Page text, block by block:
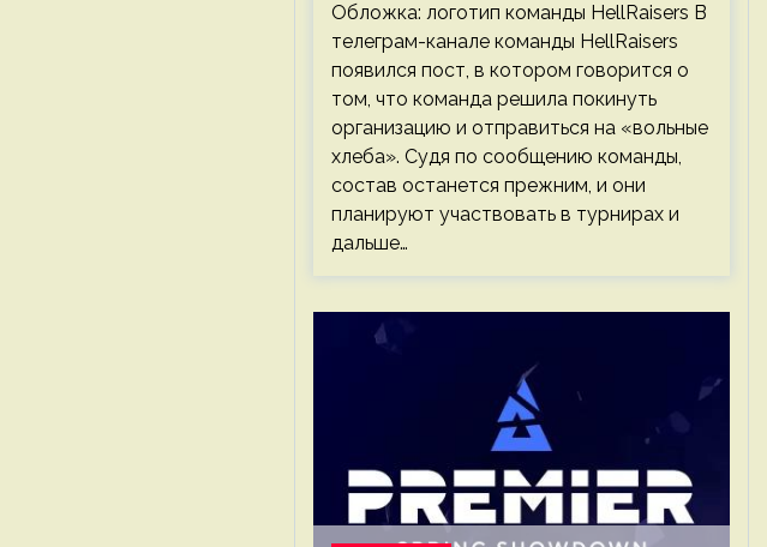
Обложка: логотип команды HellRaisers В
телеграм-канале команды HellRaisers
появился пост, в котором говорится о
том, что команда решила покинуть
организацию и отправиться на «вольные
хлеба». Судя по сообщению команды,
состав останется прежним, и они
планируют участвовать в турнирах и
дальше…